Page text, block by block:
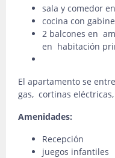
sala y comedor
cocina con
2 balcones en
en habitación
El apartamento se
gas, cortinas eléctricas,
Amenidades:
Recepción
juegos infantiles